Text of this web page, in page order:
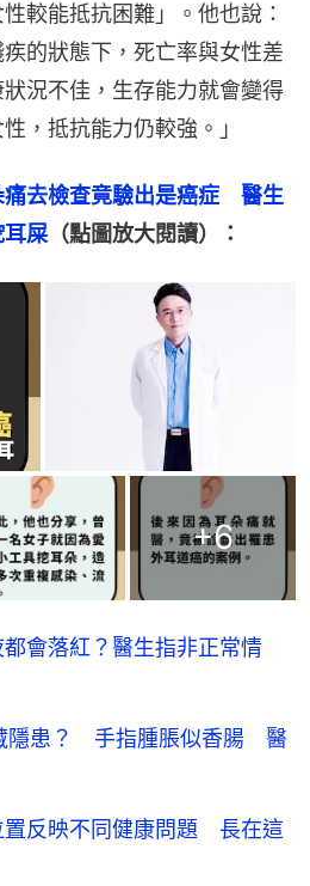
較能抵抗困難」。他也說：
疾的狀態下，死亡率與女性差
況不佳，生存能力就會變得
，抵抗能力仍較強。」
去檢查竟驗出是癌症　醫生
耳屎（點圖放大閱讀）：
+6
都會落紅？醫生指非正常情
隱患？ 手指腫脹似香腸 醫
置反映不同健康問題 長在這